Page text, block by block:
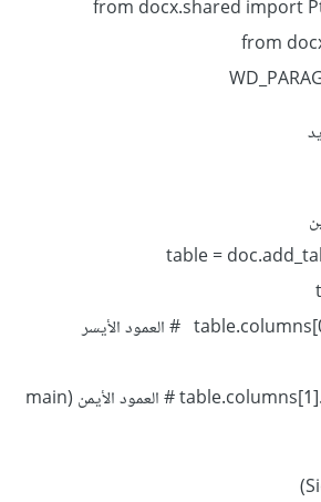
from docx.shared import
from
table =
table.columns[0].width = Inches(2) # العمود الأيسر
table.columns[1].width = Inches(4.5) # العمود الأيمن (main